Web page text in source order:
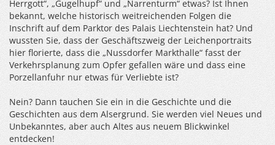
Herrgott“, „Gugelhupf“ und „Narrenturm“ etwas? Ist Ihnen
bekannt, welche historisch weitreichenden Folgen die
Inschrift auf dem Parktor des Palais Liechtenstein hat? Und
wussten Sie, dass der Geschäftszweig der Leichenportraits
hier florierte, dass die „Nussdorfer Markthalle“ fasst der
Verkehrsplanung zum Opfer gefallen wäre und dass eine
Porzellanfuhr nur etwas für Verliebte ist?
Nein? Dann tauchen Sie ein in die Geschichte und die
Geschichten aus dem Alsergrund. Sie werden viel Neues und
Unbekanntes, aber auch Altes aus neuem Blickwinkel
entdecken!